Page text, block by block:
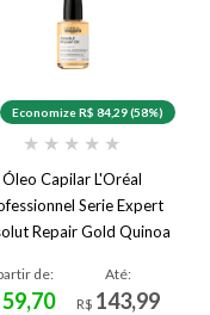
Economize R$ 84,29 (58%)
★ ★ ★ ★ ★
Óleo Capilar L'Oréal
Serie Expert
Repair Gold Quinoa
de:
59,70
Até:
R$ 143,99